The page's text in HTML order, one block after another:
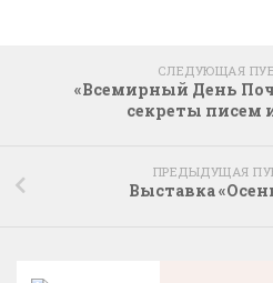
СЛЕДУЮЩАЯ
«Всемирный День
секреты писем
ПРЕДЫДУЩАЯ
Выставка